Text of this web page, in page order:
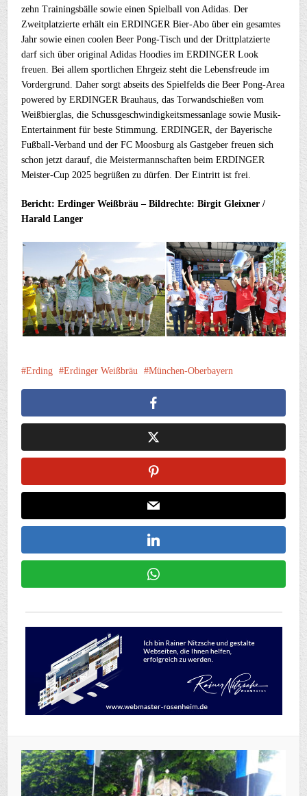
zehn Trainingsbälle sowie einen Spielball von Adidas. Der
Zweitplatzierte erhält ein ERDINGER Bier-Abo über ein gesamtes
Jahr sowie einen coolen Beer Pong-Tisch und der Drittplatzierte
darf sich über original Adidas Hoodies im ERDINGER Look
freuen. Bei allem sportlichen Ehrgeiz steht die Lebensfreude im
Vordergrund. Daher sorgt abseits des Spielfelds die Beer Pong-Area
powered by ERDINGER Brauhaus, das Torwandschießen vom
Weißbierglas, die Schussgeschwindigkeitsmessanlage sowie Musik-
Entertainment für beste Stimmung. ERDINGER, der Bayerische
Fußball-Verband und der FC Moosburg als Gastgeber freuen sich
schon jetzt darauf, die Meistermannschaften beim ERDINGER
Meister-Cup 2025 begrüßen zu dürfen. Der Eintritt ist frei.
Bericht: Erdinger Weißbräu – Bildrechte: Birgit Gleixner /
Harald Langer
Erding Erdinger Weißbräu München-Oberbayern